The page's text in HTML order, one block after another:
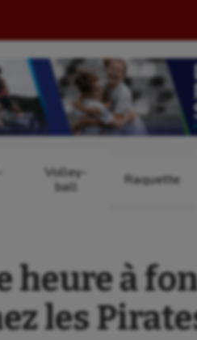
Volley-
ball
Raquette
heure à
les